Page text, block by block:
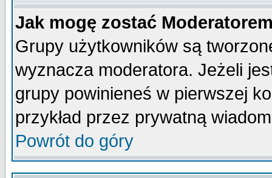
Jak mogę zostać
Grupy użytkowników są
wyznacza moderatora. Jeżeli
grupy powinieneś w pierwszej
przykład przez prywatną
Powrót do góry